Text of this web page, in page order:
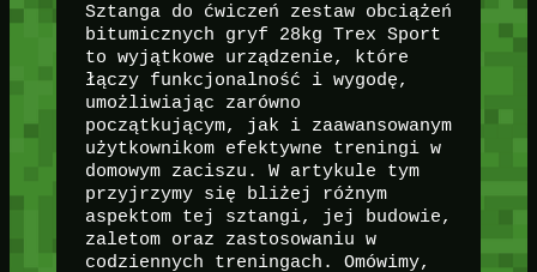
Sztanga do ćwiczeń zestaw obciążeń
bitumicznych gryf 28kg Trex Sport
to wyjątkowe urządzenie, które
łączy funkcjonalność i wygodę,
umożliwiając zarówno
początkującym, jak i zaawansowanym
użytkownikom efektywne treningi w
domowym zaciszu. W artykule tym
przyjrzymy się bliżej różnym
aspektom tej sztangi, jej budowie,
zaletom oraz zastosowaniu w
codziennych treningach. Omówimy,